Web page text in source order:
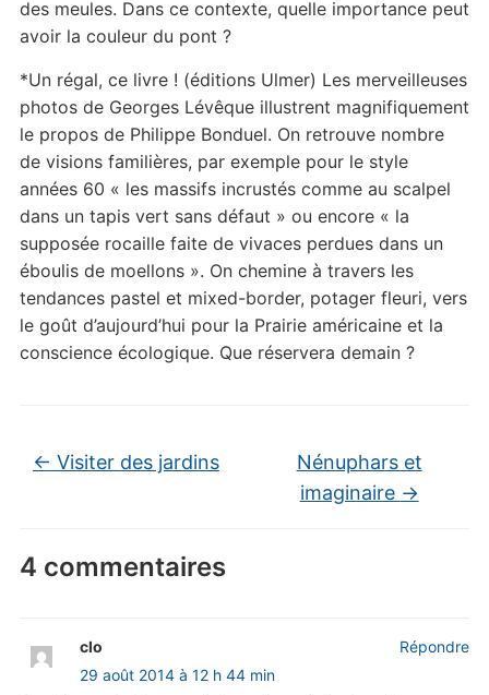
des meules. Dans ce contexte, quelle importance peut
avoir la couleur du pont ?
*Un régal, ce livre ! (éditions Ulmer) Les merveilleuses
photos de Georges Lévêque illustrent magnifiquement
le propos de Philippe Bonduel. On retrouve nombre
de visions familières, par exemple pour le style
années 60 « les massifs incrustés comme au scalpel
dans un tapis vert sans défaut » ou encore « la
supposée rocaille faite de vivaces perdues dans un
éboulis de moellons ». On chemine à travers les
tendances pastel et mixed-border, potager fleuri, vers
le goût d’aujourd’hui pour la Prairie américaine et la
conscience écologique. Que réservera demain ?
← Visiter des jardins
Nénuphars et
imaginaire →
4 commentaires
clo
29 août 2014 à 12 h 44 min
Répondre